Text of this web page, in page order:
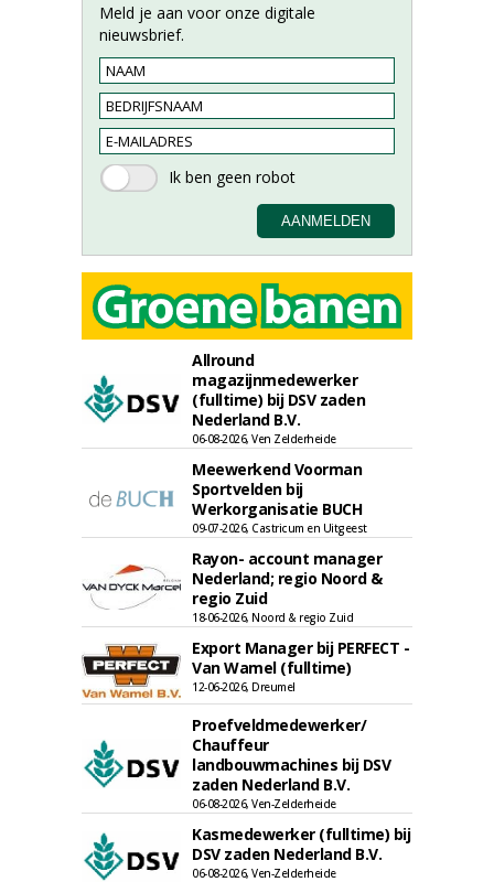
Meld je aan voor onze digitale
nieuwsbrief.
Allround
magazijnmedewerker
(fulltime) bij DSV zaden
Nederland B.V.
06-08-2026, Ven Zelderheide
Meewerkend Voorman
Sportvelden bij
Werkorganisatie BUCH
09-07-2026, Castricum en Uitgeest
Rayon- account manager
Nederland; regio Noord &
regio Zuid
18-06-2026, Noord & regio Zuid
Export Manager bij PERFECT -
Van Wamel (fulltime)
12-06-2026, Dreumel
Proefveldmedewerker/
Chauffeur
landbouwmachines bij DSV
zaden Nederland B.V.
06-08-2026, Ven-Zelderheide
Kasmedewerker (fulltime) bij
DSV zaden Nederland B.V.
06-08-2026, Ven-Zelderheide